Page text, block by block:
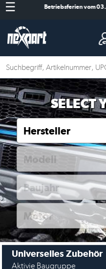
A
Betriebsferien vom
☰
SELECT
Universelles Zubehör
Aktivie Baugruppe